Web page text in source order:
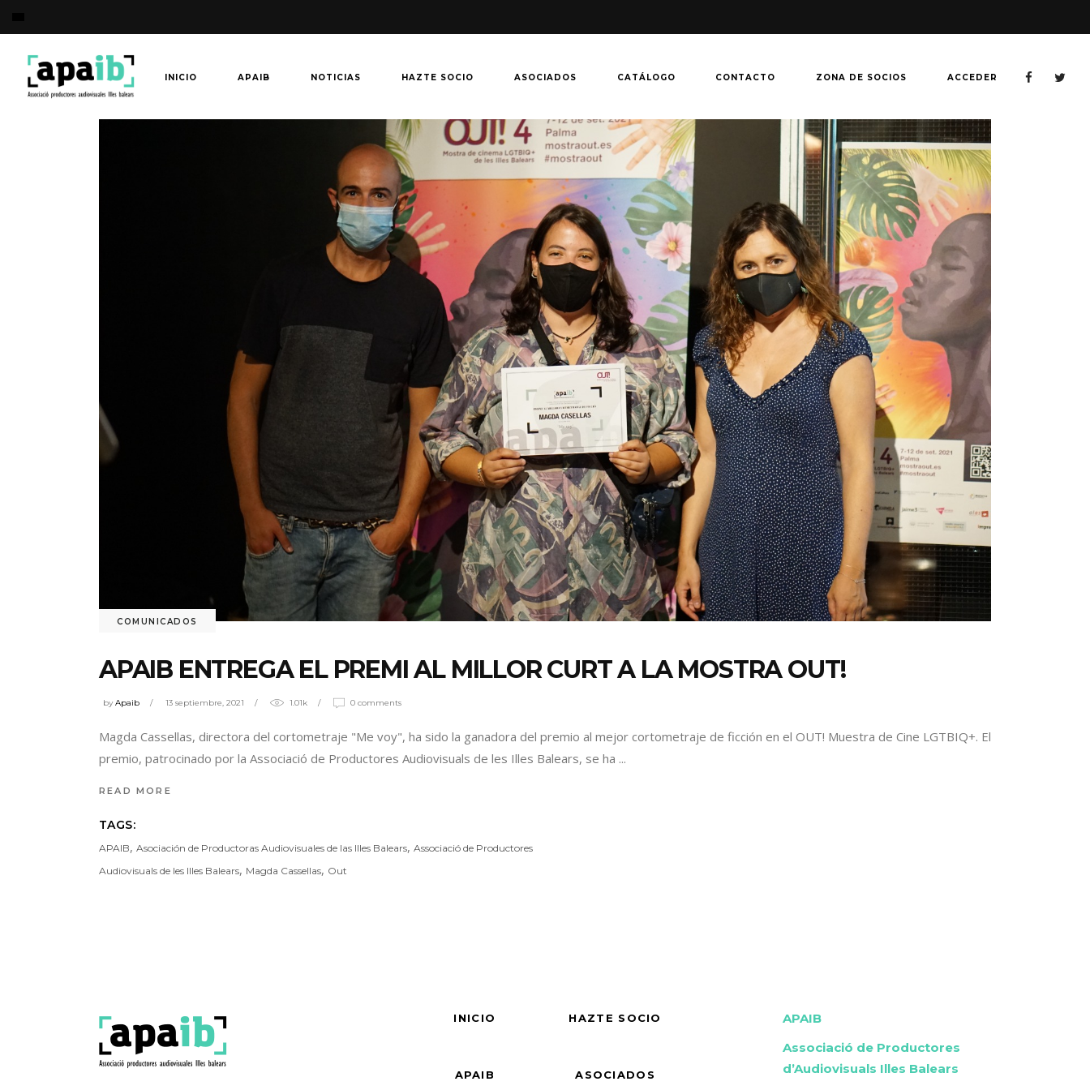
INICIO APAIB NOTICIAS HAZTE SOCIO ASOCIADOS CATÁLOGO CONTACTO ZONA DE SOCIOS ACCEDER
COMUNICADOS
APAIB ENTREGA EL PREMI AL MILLOR CURT A LA MOSTRA OUT!
byApaib 13 septiembre, 2021 1.01k 0 comments
Magda Cassellas, directora del cortometraje "Me voy", ha sido la ganadora del premio al mejor cortometraje de ficción en el OUT! Muestra de Cine LGTBIQ+. El
premio, patrocinado por la Associació de Productores Audiovisuals de les Illes Balears, se ha
READ MORE
TAGS:
APAIB, Asociación de Productoras Audiovisuales de las Illes Balears, Associació de Productores
Audiovisuals de les Illes Balears, Magda Cassellas, Out
INICIO HAZTE SOCIO
APAIB ASOCIADOS
APAIB
Associació de Productores
d’Audiovisuals Illes Balears